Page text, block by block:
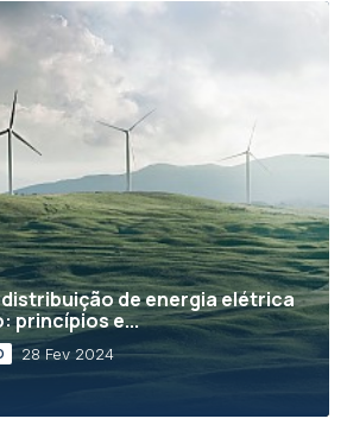
de energia elétrica
princípios e...
28 Fev 2024